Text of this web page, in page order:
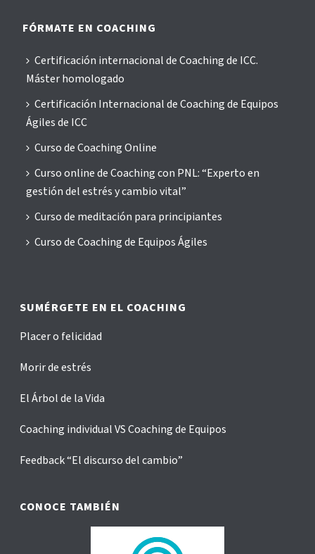
FÓRMATE EN COACHING
Certificación internacional de Coaching de ICC.
Máster homologado
Certificación Internacional de Coaching de Equipos
Ágiles de ICC
Curso de Coaching Online
Curso online de Coaching con PNL: “Experto en
gestión del estrés y cambio vital”
Curso de meditación para principiantes
Curso de Coaching de Equipos Ágiles
SUMÉRGETE EN EL COACHING
Placer o felicidad
Morir de estrés
El Árbol de la Vida
Coaching individual VS Coaching de Equipos
Feedback “El discurso del cambio”
CONOCE TAMBIÉN